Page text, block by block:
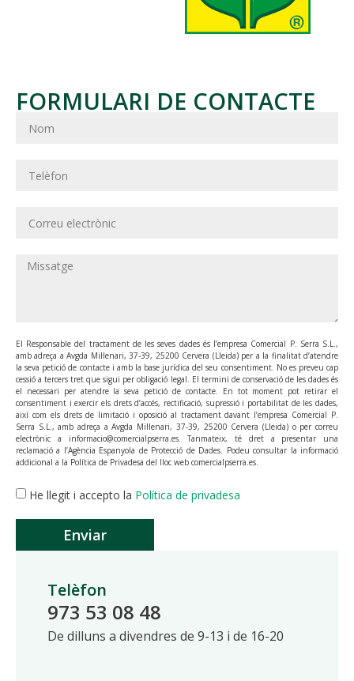
Telèfon
973 53 08 48
De dilluns a divendres de 9-13 i de 16-20
FORMULARI DE CONTACTE
El Responsable del tractament de les seves dades és l’empresa Comercial P. Serra S.L.,
amb adreça a Avgda Mil·lenari, 37-39, 25200 Cervera (Lleida) per a la finalitat d’atendre
la seva petició de contacte i amb la base jurídica del seu consentiment. No es preveu cap
cessió a tercers tret que sigui per obligació legal. El termini de conservació de les dades és
el necessari per atendre la seva petició de contacte. En tot moment pot retirar el
consentiment i exercir els drets d’accés, rectificació, supressió i portabilitat de les dades,
així com els drets de limitació i oposició al tractament davant l’empresa Comercial P.
Serra S.L., amb adreça a Avgda Mil·lenari, 37-39, 25200 Cervera (Lleida) o per correu
electrònic a informacio@comercialpserra.es. Tanmateix, té dret a presentar una
reclamació a l’Agència Espanyola de Protecció de Dades. Podeu consultar la informació
addicional a la Política de Privadesa del lloc web comercialpserra.es.
He llegit i accepto la Política de privadesa
Enviar